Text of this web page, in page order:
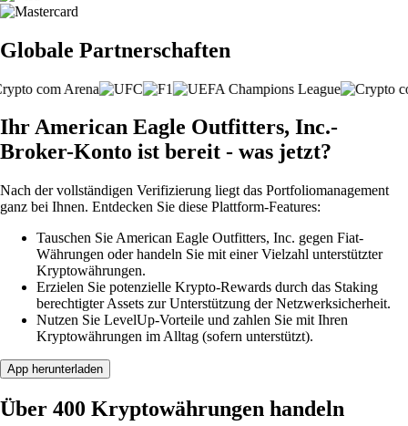
Globale Partnerschaften
Ihr American Eagle Outfitters, Inc.-
Broker-Konto ist bereit - was jetzt?
Nach der vollständigen Verifizierung liegt das Portfoliomanagement
ganz bei Ihnen. Entdecken Sie diese Plattform-Features:
Tauschen Sie American Eagle Outfitters, Inc. gegen Fiat-
Währungen oder handeln Sie mit einer Vielzahl unterstützter
Kryptowährungen.
Erzielen Sie potenzielle Krypto-Rewards durch das Staking
berechtigter Assets zur Unterstützung der Netzwerksicherheit.
Nutzen Sie LevelUp-Vorteile und zahlen Sie mit Ihren
Kryptowährungen im Alltag (sofern unterstützt).
App herunterladen
Über 400 Kryptowährungen handeln